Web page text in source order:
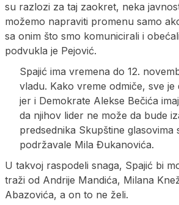
su razlozi za taj zaokret, neka
možemo napraviti promenu samo
sa onim što smo komunicirali i
podvukla je Pejović.
Spajić ima vremena do 12.
vladu. Kako vreme odmiče, sve je
jer i Demokrate Alekse Bečića
da njihov lider ne može da bude
predsednika Skupštine glasovima
podržavale Mila Đukanovića.
U takvoj raspodeli snaga, Spajić bi
traži od Andrije Mandića, Milana
Abazovića, a on to ne želi.